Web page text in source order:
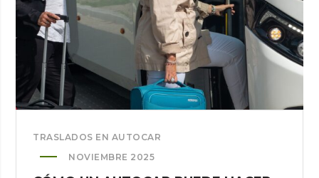
TRASLADOS EN AUTOCAR
NOVIEMBRE 2025